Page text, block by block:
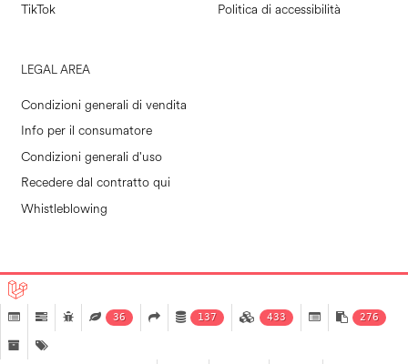
TikTok
Politica di accessibilità
LEGAL AREA
Condizioni generali di vendita
Info per il consumatore
Condizioni generali d'uso
Recedere dal contratto qui
Whistleblowing
36 137 433 276